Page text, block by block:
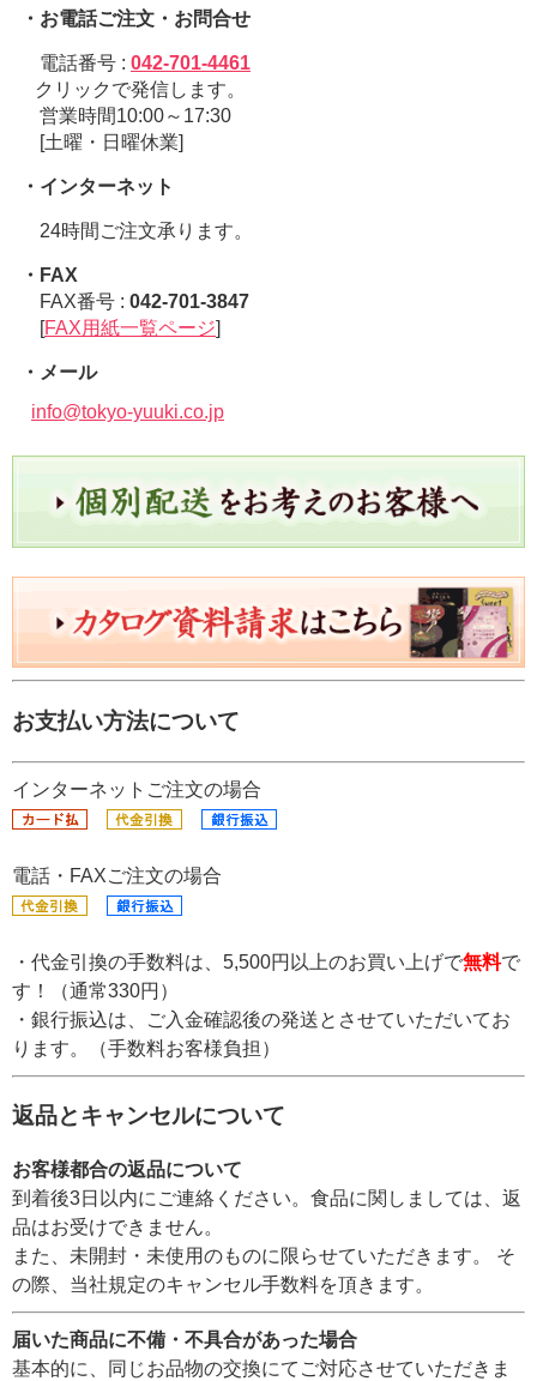
・お電話ご注文・お問合せ
電話番号 : 042-701-4461
クリックで発信します。
営業時間10:00～17:30
[土曜・日曜休業]
・インターネット
24時間ご注文承ります。
・FAX
FAX番号 : 042-701-3847
[FAX用紙一覧ページ]
・メール
info@tokyo-yuuki.co.jp
お支払い方法について
インターネットご注文の場合
電話・FAXご注文の場合
・代金引換の手数料は、5,500円以上のお買い上げで無料で
す！（通常330円）
・銀行振込は、ご入金確認後の発送とさせていただいてお
ります。（手数料お客様負担）
返品とキャンセルについて
お客様都合の返品について
到着後3日以内にご連絡ください。食品に関しましては、返
品はお受けできません。
また、未開封・未使用のものに限らせていただきます。 そ
の際、当社規定のキャンセル手数料を頂きます。
届いた商品に不備・不具合があった場合
基本的に、同じお品物の交換にてご対応させていただきま